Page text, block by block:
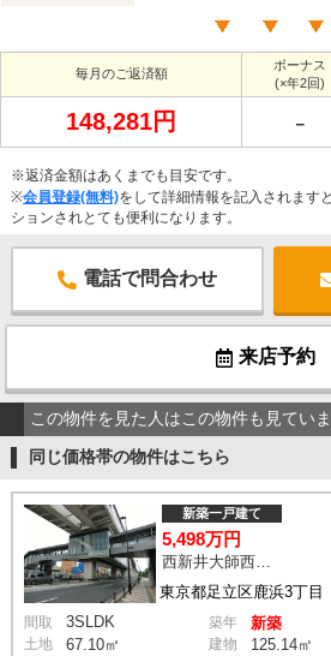
毎月のご返済額
ボーナス
(×年2回)
148,281円 －
※返済金額はあくまでも目安です。
※会員登録(無料)をして詳細情報を記入されます
ションされとても便利になります。
電話で問合わせ
来店予約
この物件を見た人はこの物件も見てい
同じ価格帯の物件はこちら
東京都足立区鹿浜3丁目
新築一戸建て
5,498万円
間取 3SLDK 築年 新築
土地 67.10㎡ 建物 125.14㎡